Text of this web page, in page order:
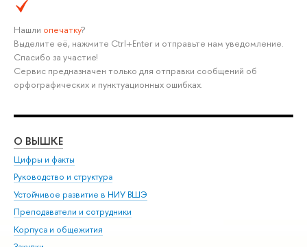
Нашли опечатку?
ыделите её, нажмите Ctrl+Enter и отправьте нам уведомление.
Спасибо за участие!
Сервис предназначен только для отправки сообщений о
орфографических и пунктуационных ошибках.
О ВЫШКЕ
Цифры и факты
Руководство и структура
Устойчивое развитие в НИУ ВШЭ
Преподаватели и сотрудники
Корпуса и общежития